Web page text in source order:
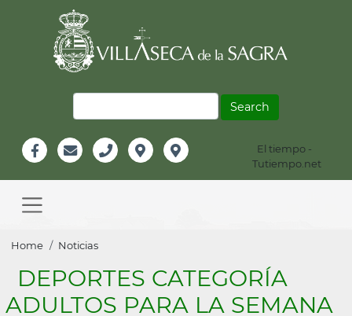
Información
Header
El tiempo -
Tutiempo.net
navigation
Breadcrumb
Home Noticias
DEPORTES CATEGORÍA
ADULTOS PARA LA SEMANA